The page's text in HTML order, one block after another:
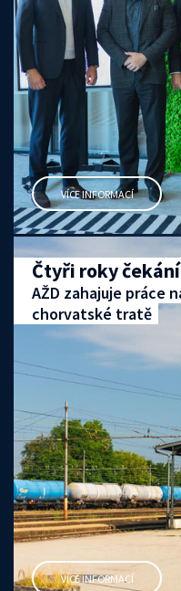
VÍCE INFORMACÍ
Čtyři roky
AŽD zahajuje práce
chorvatské tratě
VÍCE INFORMACÍ